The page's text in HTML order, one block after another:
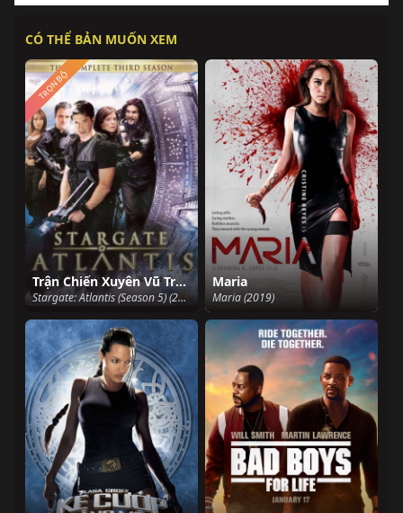
CÓ THỂ BẢN MUỐN XEM
Trận Chiến Xuyên Vũ Trụ Phần 5
Stargate: Atlantis (Season 5) (2008)
TRỌN BỘ
Maria
Maria (2019)